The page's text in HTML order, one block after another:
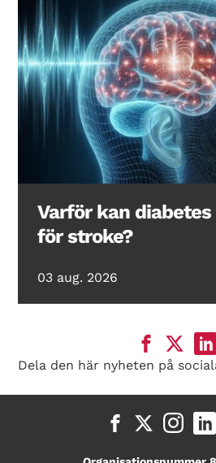
Varför kan
för stroke?
03 aug. 2026
Dela den här nyheten på